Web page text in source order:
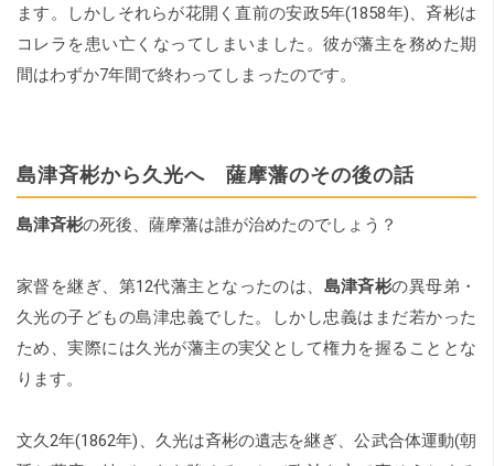
ます。しかしそれらが花開く直前の安政5年(1858年)、斉彬は
コレラを患い亡くなってしまいました。彼が藩主を務めた期
間はわずか7年間で終わってしまったのです。
島津斉彬から久光へ 薩摩藩のその後の話
島津斉彬の死後、薩摩藩は誰が治めたのでしょう？
家督を継ぎ、第12代藩主となったのは、 島津斉彬の異母弟・
久光の子どもの島津忠義でした。しかし忠義はまだ若かった
ため、実際には久光が藩主の実父として権力を握ることとな
ります。
文久2年(1862年)、久光は斉彬の遺志を継ぎ、公武合体運動(朝